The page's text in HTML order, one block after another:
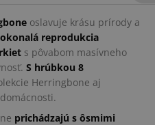
oslavuje krásu prírody a
reprodukcia
s pôvabom masívneho
S hrúbkou 8
Herringbone aj
prichádzajú s ôsmimi